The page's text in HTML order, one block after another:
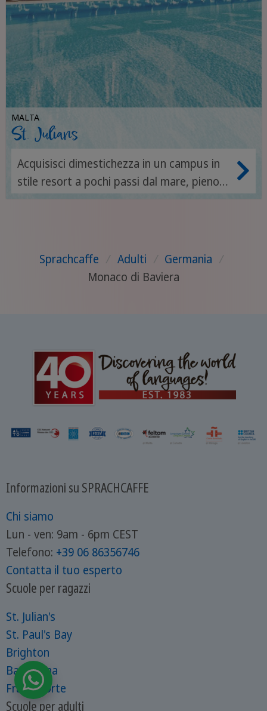
MALTA
St. Julians
Acquisisci dimestichezza in un campus in
stile resort a pochi passi dal mare, pieno
di vita, fascino e connessione.
Sprachcaffe / Adulti / Germania /
Monaco di Baviera
Informazioni su SPRACHCAFFE
Chi siamo
Lun - ven: 9am - 6pm CEST
Telefono: +39 06 86356746
Contatta il tuo esperto
Scuole per ragazzi
St. Julian's
St. Paul's Bay
Brighton
Barcellona
Francoforte
Scuole per adulti